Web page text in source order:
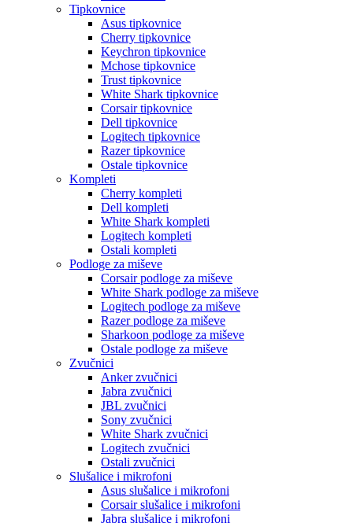
Tipkovnice
Asus tipkovnice
Cherry tipkovnice
Keychron tipkovnice
Mchose tipkovnice
Trust tipkovnice
White Shark tipkovnice
Corsair tipkovnice
Dell tipkovnice
Logitech tipkovnice
Razer tipkovnice
Ostale tipkovnice
Kompleti
Cherry kompleti
Dell kompleti
White Shark kompleti
Logitech kompleti
Ostali kompleti
Podloge za miševe
Corsair podloge za miševe
White Shark podloge za miševe
Logitech podloge za miševe
Razer podloge za miševe
Sharkoon podloge za miševe
Ostale podloge za miševe
Zvučnici
Anker zvučnici
Jabra zvučnici
JBL zvučnici
Sony zvučnici
White Shark zvučnici
Logitech zvučnici
Ostali zvučnici
Slušalice i mikrofoni
Asus slušalice i mikrofoni
Corsair slušalice i mikrofoni
Jabra slušalice i mikrofoni